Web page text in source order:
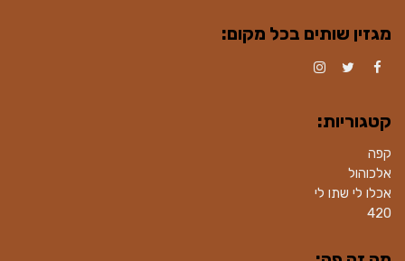
מגזין שותים בכל מקום:
קטגוריות:
קפה
אלכוהול
אכלו לי שתו לי
420